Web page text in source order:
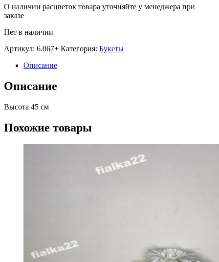
О наличии расцветок товара уточняйте у менеджера при
заказе
Нет в наличии
Артикул: 6.067+ Категория: Букеты
Описание
Описание
Высота 45 см
Похожие товары